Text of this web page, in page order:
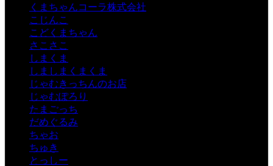
くまちゃんコーラ株式会社
こじんこ
こどくまちゃん
さこさこ
しまくま
しましまくまくま
じゃむきっちんのお店
じゃむぽろり
たまごっち
だめぐるみ
ちゃお
ちゅき
とっしー